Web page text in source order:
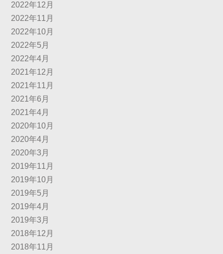
2022年12月
2022年11月
2022年10月
2022年5月
2022年4月
2021年12月
2021年11月
2021年6月
2021年4月
2020年10月
2020年4月
2020年3月
2019年11月
2019年10月
2019年5月
2019年4月
2019年3月
2018年12月
2018年11月